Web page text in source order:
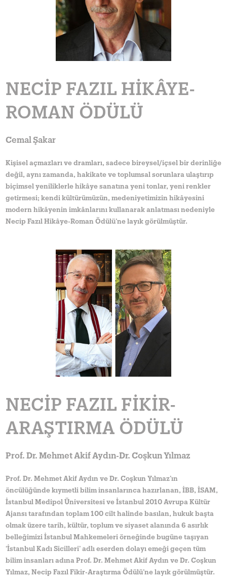
NECIP FAZIL HIKÂYE-
ROMAN ÖDÜLÜ
Cemal Şakar
Kişisel açmazları ve dramları, sadece bireysel/içsel bir derinliğe
değil, aynı zamanda, hakikate ve toplumsal sorunlara ulaştırıp
biçimsel yeniliklerle hikâye sanatına yeni tonlar, yeni renkler
getirmesi; kendi kültürümüzün, medeniyetimizin hikâyesini
modern hikâyenin imkânlarını kullanarak anlatması nedeniyle
Necip Fazıl Hikâye-Roman Ödülü’ne layık görülmüştür.
NECIP FAZIL FIKIR-
ARAŞTIRMA ÖDÜLÜ
Prof. Dr. Mehmet Akif Aydın-Dr. Coşkun Yılmaz
Prof. Dr. Mehmet Akif Aydın ve Dr. Coşkun Yılmaz’ın
öncülüğünde kıymetli bilim insanlarınca hazırlanan, İBB, İSAM,
İstanbul Medipol Üniversitesi ve İstanbul 2010 Avrupa Kültür
Ajansı tarafından toplam 100 cilt halinde basılan, hukuk başta
olmak üzere tarih, kültür, toplum ve siyaset alanında 6 asırlık
belleğimizi İstanbul Mahkemeleri örneğinde bugüne taşıyan
‘İstanbul Kadı Sicilleri’ adlı eserden dolayı emeği geçen tüm
bilim insanları adına Prof. Dr. Mehmet Akif Aydın ve Dr. Coşkun
Yılmaz, Necip Fazıl Fikir-Araştırma Ödülü’ne layık görülmüştür.